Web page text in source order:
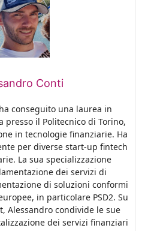
Conti
conseguito una laurea in
presso il Politecnico di Torino,
in tecnologie finanziarie. Ha
per diverse start-up fintech
La sua specializzazione
dei servizi di
di soluzioni conformi
in particolare PSD2. Su
Alessandro condivide le sue
dei servizi finanziari